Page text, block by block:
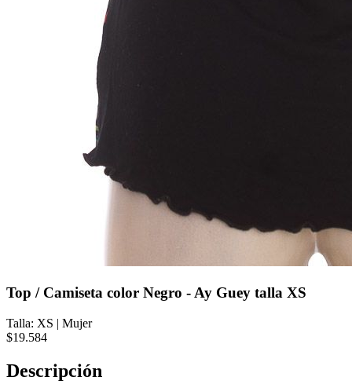
Top / Camiseta color Negro - Ay Guey talla XS
Talla: XS | Mujer
$19.584
Descripción